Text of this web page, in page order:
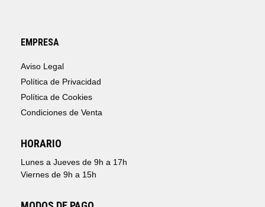
EMPRESA
Aviso Legal
Política de Privacidad
Política de Cookies
Condiciones de Venta
HORARIO
Lunes a Jueves de 9h a 17h
Viernes de 9h a 15h